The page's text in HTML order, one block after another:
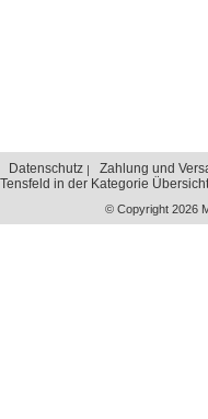
Datenschutz
Zahlung und
in der Kategorie Übersicht
© Copyright 2026